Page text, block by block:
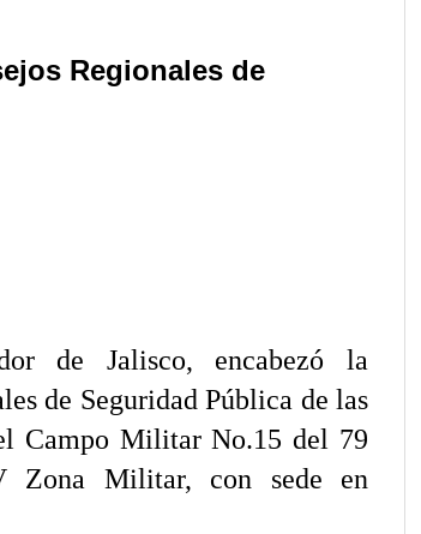
Regionales de
de Jalisco, encabezó la
de Seguridad Pública de las
Campo Militar No.15 del 79
Zona Militar, con sede en